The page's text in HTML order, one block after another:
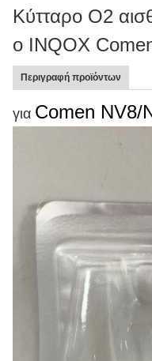
Κύτταρο Ο2
ο INQOX
Περιγραφή προϊόντων
για Comen NV8/